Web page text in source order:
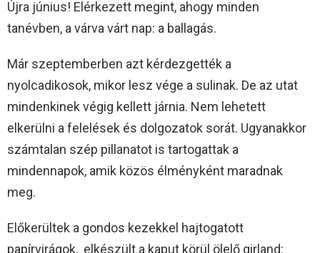
Újra június! Elérkezett megint, ahogy minden
tanévben, a várva várt nap: a ballagás.
Már szeptemberben azt kérdezgették a
nyolcadikosok, mikor lesz vége a sulinak. De az utat
mindenkinek végig kellett járnia. Nem lehetett
elkerülni a felelések és dolgozatok sorát. Ugyanakkor
számtalan szép pillanatot is tartogattak a
mindennapok, amik közös élményként maradnak
meg.
Előkerültek a gondos kezekkel hajtogatott
papírvirágok, elkészült a kaput körül ölelő girland: